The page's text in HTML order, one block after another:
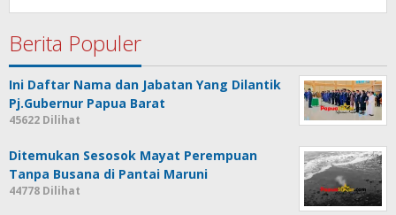
Berita Populer
Ini Daftar Nama dan Jabatan Yang Dilantik
Pj.Gubernur Papua Barat
45622 Dilihat
Ditemukan Sesosok Mayat Perempuan
Tanpa Busana di Pantai Maruni
44778 Dilihat